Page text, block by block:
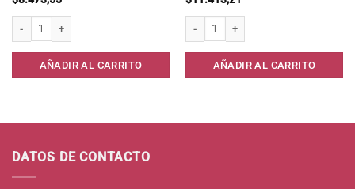
Cortina Baño Doble c/ protector Variedad * cantidad
AÑADIR AL CARRITO
Barral 042 Aluminio 1 a 2 mt Blanco/
AÑADIR AL CARRITO
cantidad
DATOS DE CONTACTO